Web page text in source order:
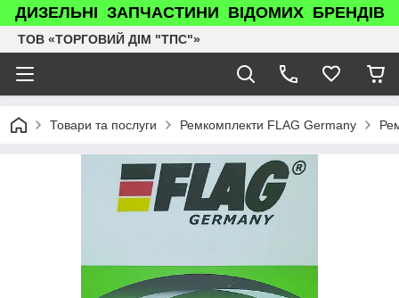
ДИЗЕЛЬНІ ЗАПЧАСТИНИ ВІДОМИХ БРЕНДІВ
ТОВ «ТОРГОВИЙ ДІМ "ТПС"»
Товари та послуги Ремкомплекти FLAG Germany